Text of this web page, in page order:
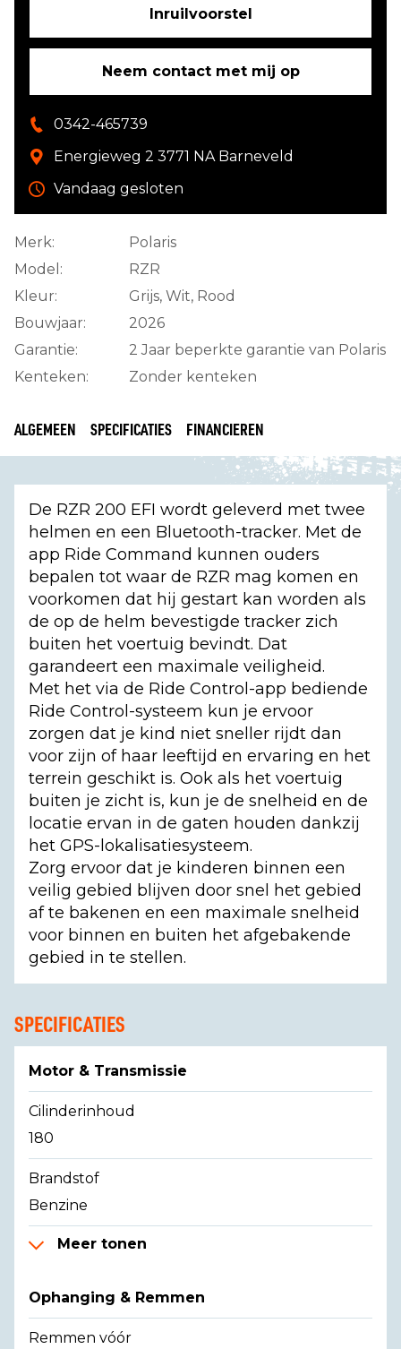
Inruilvoorstel
Neem contact met mij op
0342-465739
Energieweg 2 3771 NA Barneveld
Vandaag gesloten
Merk:
Polaris
Model:
RZR
Kleur:
Grijs, Wit, Rood
Bouwjaar:
2026
Garantie:
2 Jaar beperkte garantie van Polaris
Kenteken:
Zonder kenteken
ALGEMEEN SPECIFICATIES FINANCIEREN
De RZR 200 EFI wordt geleverd met twee
helmen en een Bluetooth-tracker. Met de
app Ride Command kunnen ouders
bepalen tot waar de RZR mag komen en
voorkomen dat hij gestart kan worden als
de op de helm bevestigde tracker zich
buiten het voertuig bevindt. Dat
garandeert een maximale veiligheid.
Met het via de Ride Control-app bediende
Ride Control-systeem kun je ervoor
zorgen dat je kind niet sneller rijdt dan
voor zijn of haar leeftijd en ervaring en het
terrein geschikt is. Ook als het voertuig
buiten je zicht is, kun je de snelheid en de
locatie ervan in de gaten houden dankzij
het GPS-lokalisatiesysteem.
Zorg ervoor dat je kinderen binnen een
veilig gebied blijven door snel het gebied
af te bakenen en een maximale snelheid
voor binnen en buiten het afgebakende
gebied in te stellen.
SPECIFICATIES
Motor & Transmissie
Cilinderinhoud
180
Brandstof
Benzine
Meer tonen
Ophanging & Remmen
Remmen vóór